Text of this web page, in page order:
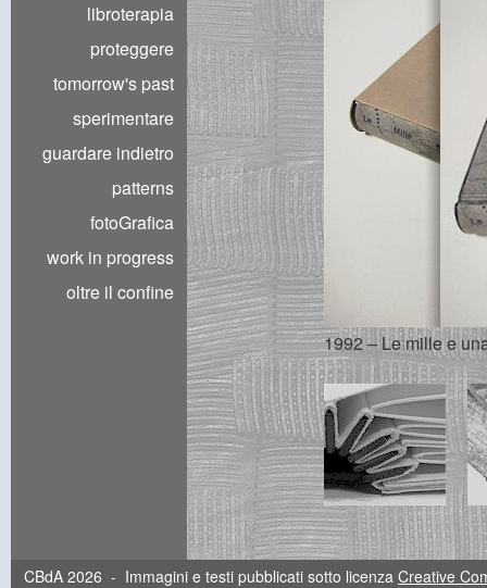
libroterapia
proteggere
tomorrow's past
sperimentare
guardare indietro
patterns
fotoGrafica
work in progress
oltre il confine
1992 – Le mille e
CBdA 2026 - Immagini e testi pubblicati sotto licenza Creative